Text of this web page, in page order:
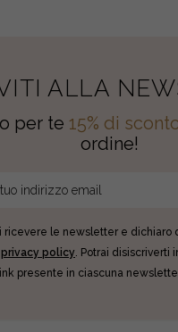
ALLA
per te 15% di
ordine!
ricevere le newsletter e dichiaro
privacy policy. Potrai disiscriverti
presente in ciascuna